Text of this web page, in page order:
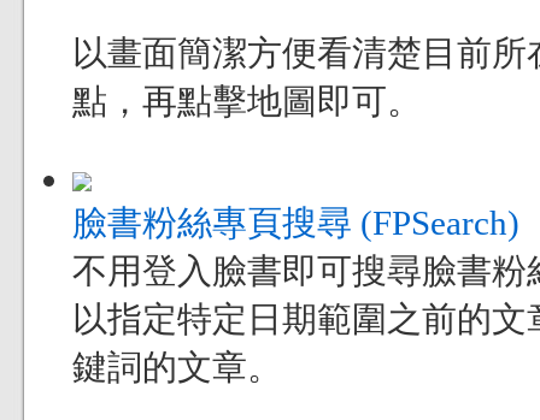
以畫面簡潔方便看清楚目前
點，再點擊地圖即可。
臉書粉絲專頁搜尋 (FPSearch)
不用登入臉書即可搜尋臉書
以指定特定日期範圍之前的
鍵詞的文章。